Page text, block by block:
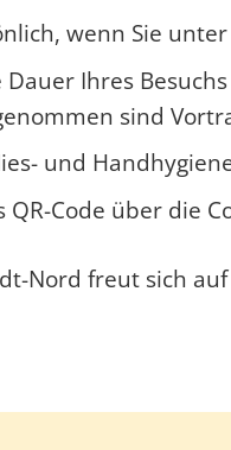
wenn Sie
Ihres
sind
und
Code über die
Nord freut sich